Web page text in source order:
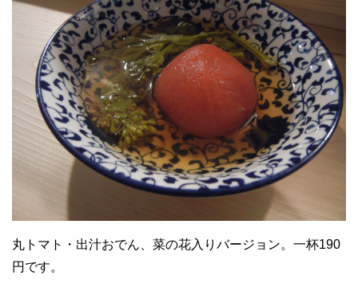
丸トマト・出汁おでん、菜の花入りバージョン。一杯190
円です。